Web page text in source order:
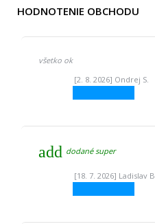
HODNOTENIE OBCHODU
všetko ok
[2. 8. 2026] Ondrej S.
add dodané super
[18. 7. 2026] Ladislav B.